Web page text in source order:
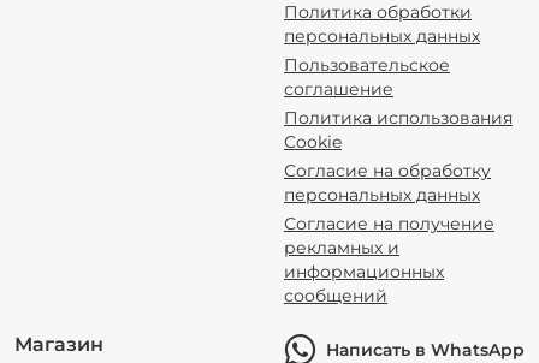
Политика обработки
персональных данных
Пользовательское
соглашение
Политика использования
Cookie
Согласие на обработку
персональных данных
Согласие на получение
рекламных и
информационных
сообщений
Магазин
Написать в WhatsApp